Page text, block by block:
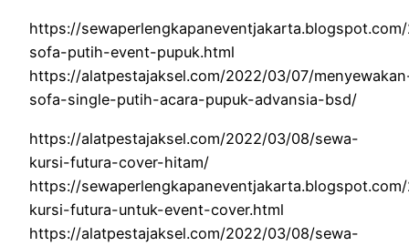
https://
sofa-putih-event-pupuk.html
https://alatpestajaksel.com/2022/03/07/
sofa-single-putih-acara-pupuk-advansia-bsd/
https://alatpestajaksel.com/2022/03/08/sewa-
kursi-futura-cover-hitam/
https://
kursi-futura-untuk-event-cover.html
https://alatpestajaksel.com/2022/03/08/sewa-